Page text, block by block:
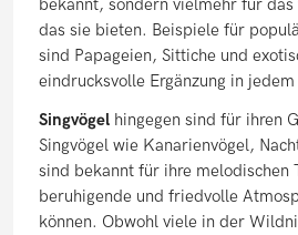
bekannt, sondern vielmehr für das
das sie bieten. Beispiele für
sind Papageien, Sittiche und
eindrucksvolle Ergänzung in
Singvögelhingegen sind für ihren
Singvögel wie Kanarienvögel,
sind bekannt für ihre melodischen
beruhigende und friedvolle
können. Obwohl viele in der